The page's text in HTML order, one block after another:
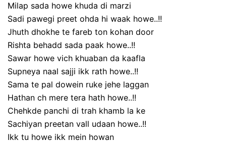
Milap sada howe khuda di marzi
Sadi pawegi preet ohda hi waak howe..!!
Jhuth dhokhe te fareb ton kohan door
Rishta behadd sada paak howe..!!
Sawar howe vich khuaban da kaafla
Supneya naal sajji ikk rath howe..!!
Sama te pal dowein ruke jehe laggan
Hathan ch mere tera hath howe..!!
Chehkde panchi di trah khamb la ke
Sachiyan preetan vall udaan howe..!!
Ikk tu howe ikk mein howan